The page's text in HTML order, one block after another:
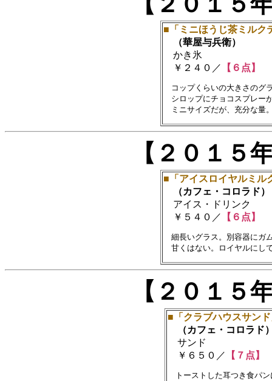
■「ミニほうじ茶ミルク
（華屋与兵衛）
かき氷
￥２４０／
【６点】
コップくらいの大きさのグ
シロップにチョコスプレー
【２０１
■「アイスロイヤルミル
（カフェ・コロラド）
アイス・ドリンク
￥５４０／
【６点】
細長いグラス。別容器にガ
【２０１
■「クラブハウスサン
（カフェ・コロラド
サンド
￥６５０／ 【７点】
トーストした耳つき食パ